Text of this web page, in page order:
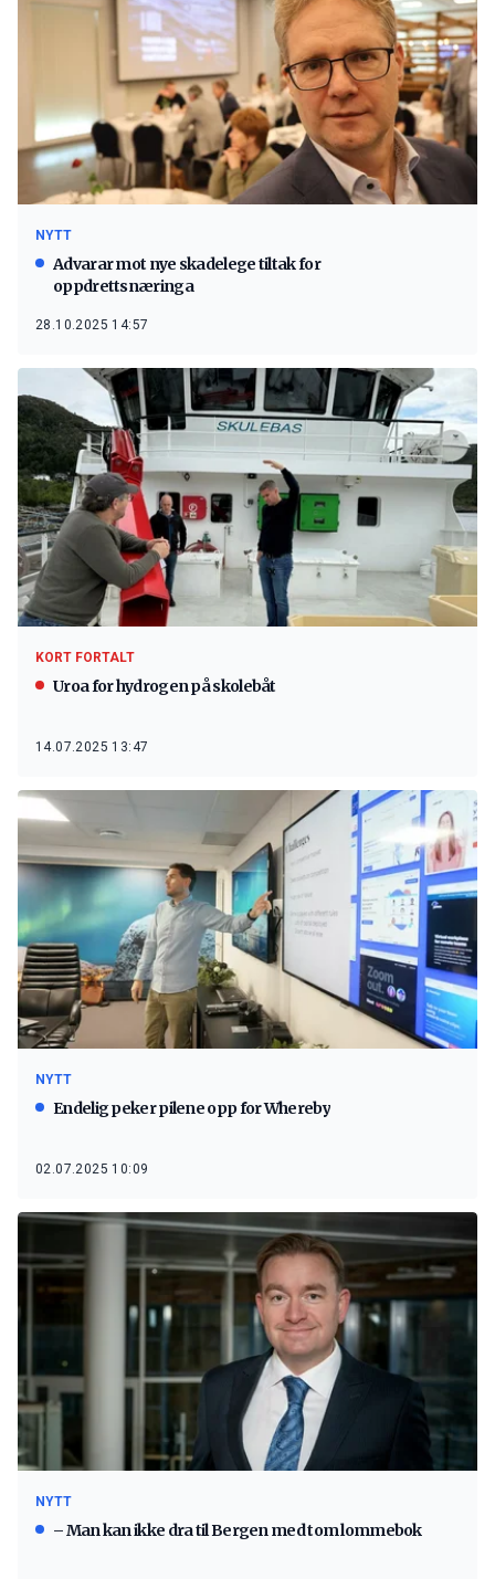
NYTT
Advarar mot nye skadelege tiltak for
oppdrettsnæringa
28.10.2025 14:57
KORT FORTALT
Uroa for hydrogen på skolebåt
14.07.2025 13:47
NYTT
Endelig peker pilene opp for Whereby
02.07.2025 10:09
NYTT
– Man kan ikke dra til Bergen med tom lommebok